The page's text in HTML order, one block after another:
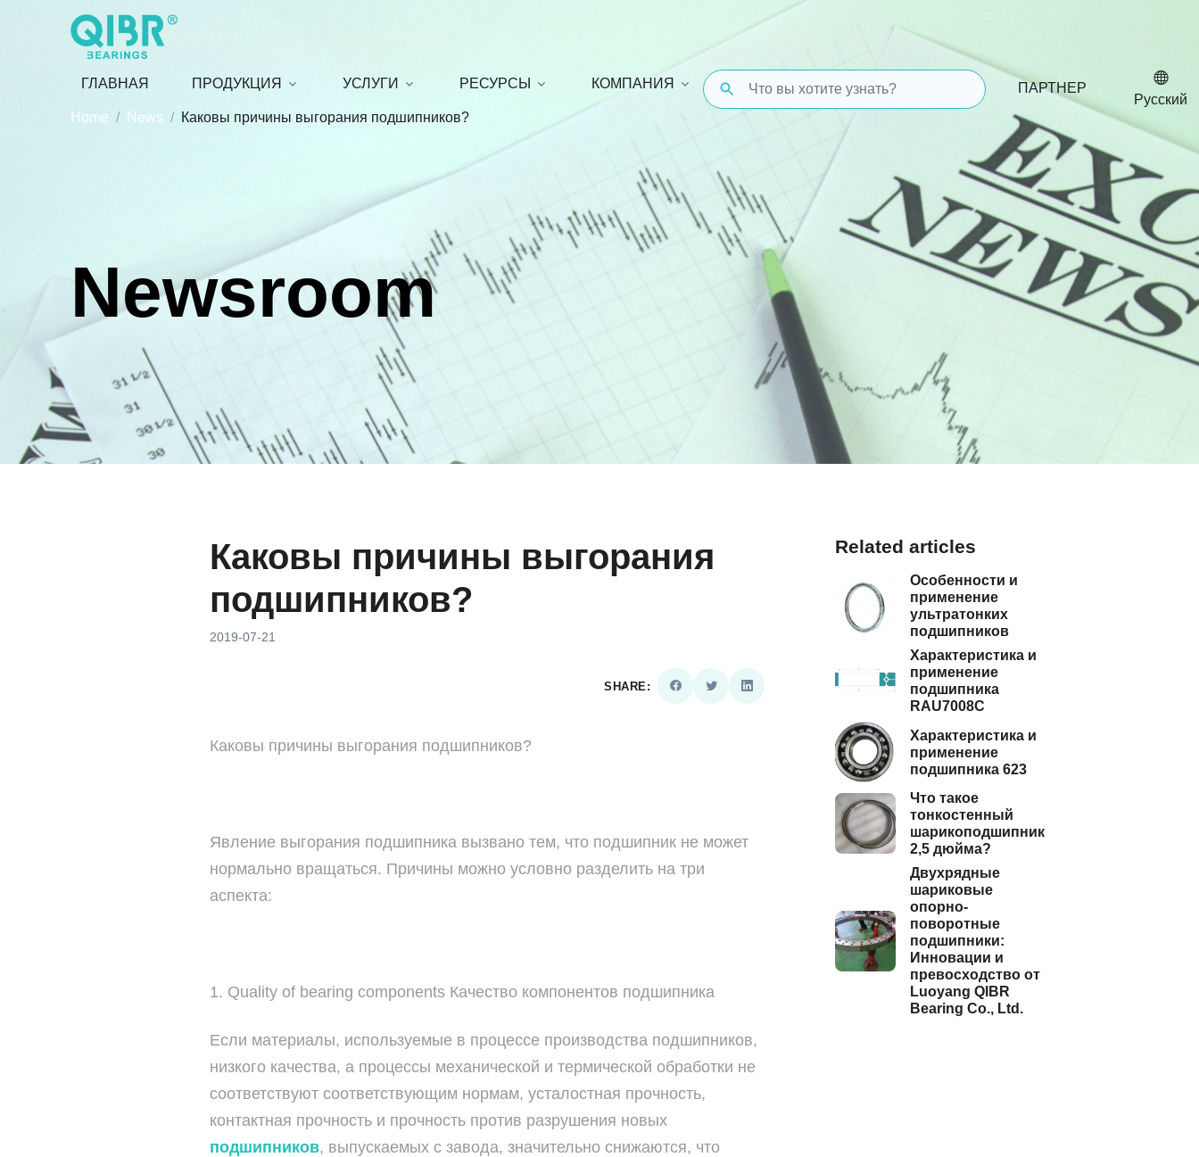
ГЛАВНАЯ ПРОДУКЦИЯ УСЛУГИ РЕСУРСЫ КОМПАНИЯ ПАРТНЕР
Русский
Home
News Каковы причины выгорания подшипников?
Newsroom
Каковы причины выгорания
подшипников?
2019-07-21
SHARE:
Каковы причины выгорания подшипников?
Явление выгорания подшипника вызвано тем, что подшипник не может
нормально вращаться. Причины можно условно разделить на три
аспекта:
1. Quality of bearing components Качество компонентов подшипника
Если материалы, используемые в процессе производства подшипников,
низкого качества, а процессы механической и термической обработки не
соответствуют соответствующим нормам, усталостная прочность,
контактная прочность и прочность против разрушения новых
подшипников, выпускаемых с завода, значительно снижаются, что
Related articles
Особенности и
применение
ультратонких
подшипников
Характеристика и
применение
подшипника
RAU7008C
Характеристика и
применение
подшипника 623
Что такое
тонкостенный
шарикоподшипник
2,5 дюйма?
Двухрядные
шариковые
опорно-
поворотные
подшипники:
Инновации и
превосходство от
Luoyang QIBR
Bearing Co., Ltd.